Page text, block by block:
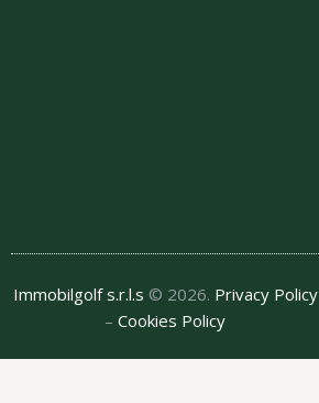
Immobilgolf s.r.l.s © 2026. Privacy Policy
– Cookies Policy